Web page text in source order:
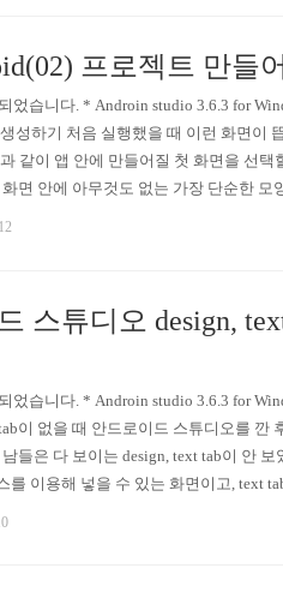
프로젝트 만들
었습니다. * Androin studio 3.6.3 for
성하기 처음 실행했을 때 이런 화면이
같이 앱 안에 만들어질 첫 화면을 선택
면 안에 아무것도 없는 가장 단순한 모
스튜디오 design,
었습니다. * Androin studio 3.6.3 for
이 없을 때 안드로이드 스튜디오를 깐
들은 다 보이는 design, text tab이 안 보
를 이용해 넣을 수 있는 화면이고, text